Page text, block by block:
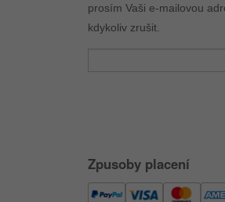
prosím Vaši e-mailovou
kdykoliv zrušit.
Zpusoby placení